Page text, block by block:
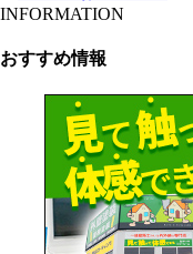
INFORMATION
おすすめ情報